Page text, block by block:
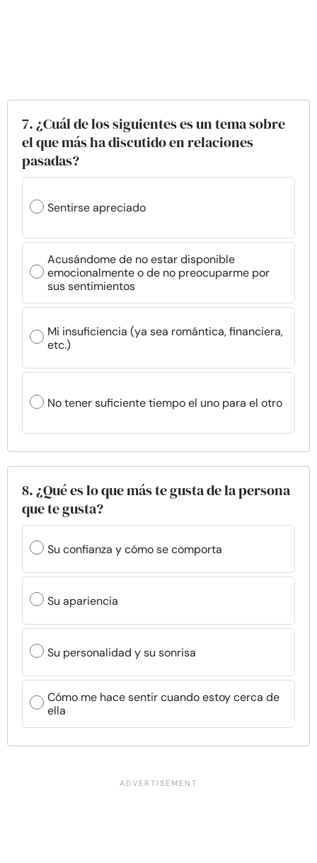
7. ¿Cuál de los siguientes es un tema sobre
el que más ha discutido en relaciones
pasadas?
Sentirse apreciado
Acusándome de no estar disponible
emocionalmente o de no preocuparme por
sus sentimientos
Mi insuficiencia (ya sea romántica, financiera,
etc.)
No tener suficiente tiempo el uno para el otro
8. ¿Qué es lo que más te gusta de la persona
que te gusta?
Su confianza y cómo se comporta
Su apariencia
Su personalidad y su sonrisa
Cómo me hace sentir cuando estoy cerca de
ella